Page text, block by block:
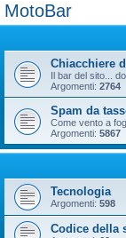
MotoBar
Chiacchiere
Il bar del sito...
Argomenti: 2764
Spam da
Come vento a
Argomenti: 5867
Tecnologia
Argomenti: 598
Codice della